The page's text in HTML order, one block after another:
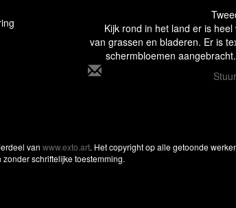
Kijk rond in het land er is
van grassen en bladeren. Er is
schermbloemen
van www.exto.art. Het copyright op alle getoonde
schriftelijke toestemming.